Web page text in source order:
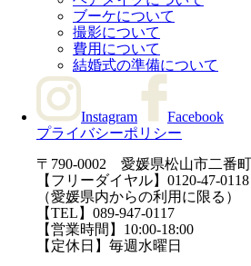
ブーケについて
撮影について
費用について
結婚式の準備について
Instagram
Facebook
プライバシーポリシー
〒790-0002 愛媛県松山市二番
【フリーダイヤル】0120-47-0118
（愛媛県内からの利用に限る）
【TEL】089-947-0117
【営業時間】10:00-18:00
【定休日】毎週水曜日